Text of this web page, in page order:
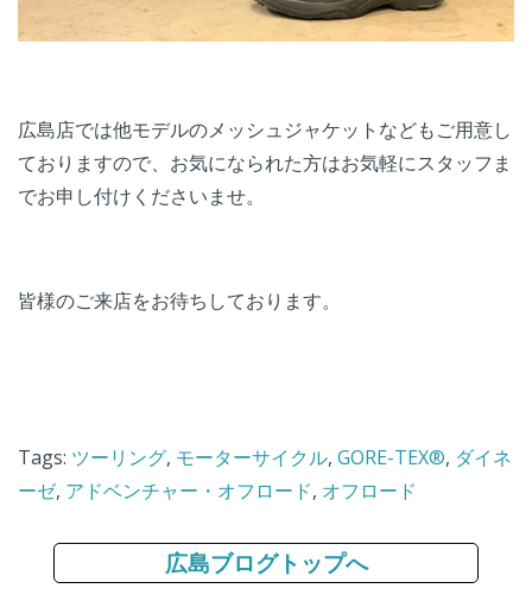
広島店では他モデルのメッシュジャケットなどもご用意し
ておりますので、お気になられた方はお気軽にスタッフま
でお申し付けくださいませ。
皆様のご来店をお待ちしております。
Tags: ツーリング, モーターサイクル, GORE-TEX®, ダイネ
ーゼ, アドベンチャー・オフロード, オフロード
広島ブログトップへ